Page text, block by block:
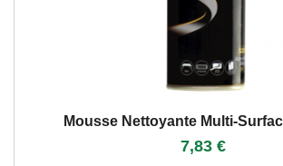
Mousse Nettoyante Multi-
7,83 €